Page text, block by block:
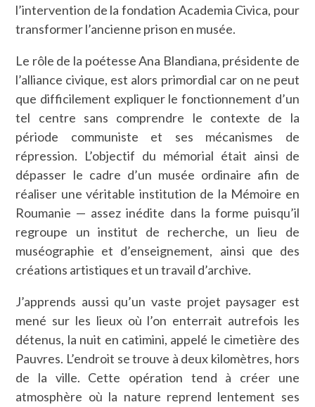
l’intervention de la fondation Academia Civica, pour
transformer l’ancienne prison en musée.
Le rôle de la poétesse Ana Blandiana, présidente de
l’alliance civique, est alors primordial car on ne peut
que difficilement expliquer le fonctionnement d’un
tel centre sans comprendre le contexte de la
période communiste et ses mécanismes de
répression. L’objectif du mémorial était ainsi de
dépasser le cadre d’un musée ordinaire afin de
réaliser une véritable institution de la Mémoire en
Roumanie — assez inédite dans la forme puisqu’il
regroupe un institut de recherche, un lieu de
muséographie et d’enseignement, ainsi que des
créations artistiques et un travail d’archive.
J’apprends aussi qu’un vaste projet paysager est
mené sur les lieux où l’on enterrait autrefois les
détenus, la nuit en catimini, appelé le cimetière des
Pauvres. L’endroit se trouve à deux kilomètres, hors
de la ville. Cette opération tend à créer une
atmosphère où la nature reprend lentement ses